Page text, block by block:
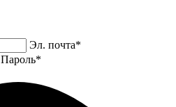
Эл. почта*
Пароль*